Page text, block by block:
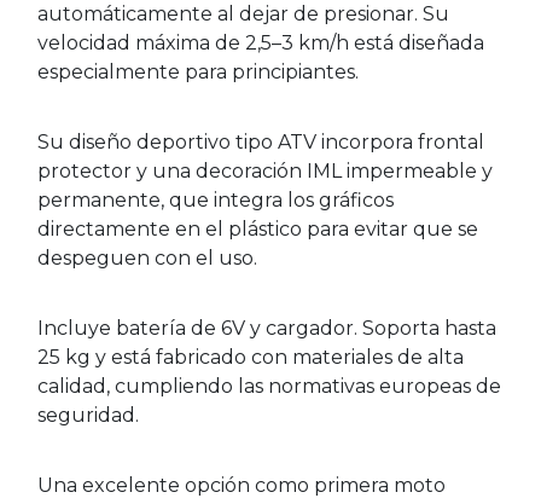
automáticamente al dejar de presionar. Su
velocidad máxima de 2,5–3 km/h está diseñada
especialmente para principiantes.
Su diseño deportivo tipo ATV incorpora frontal
protector y una decoración IML impermeable y
permanente, que integra los gráficos
directamente en el plástico para evitar que se
despeguen con el uso.
Incluye batería de 6V y cargador. Soporta hasta
25 kg y está fabricado con materiales de alta
calidad, cumpliendo las normativas europeas de
seguridad.
Una excelente opción como primera moto